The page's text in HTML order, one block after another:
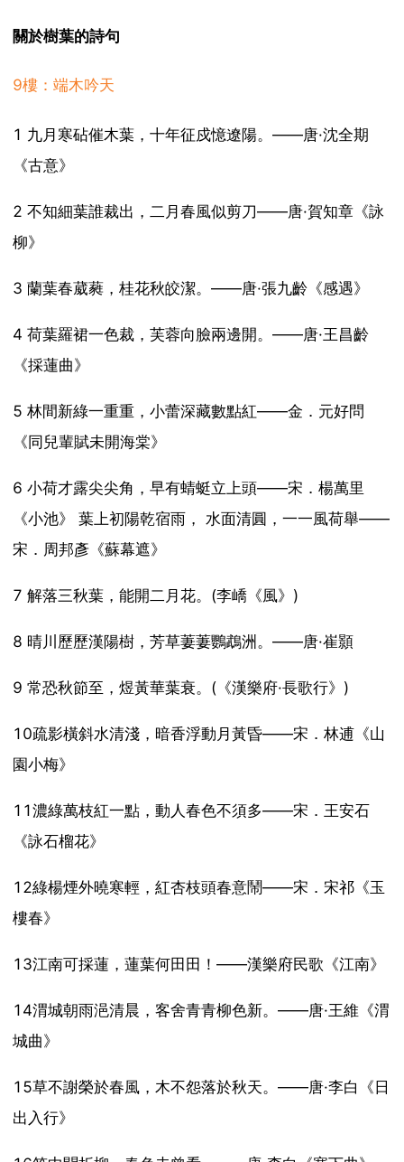
關於樹葉的詩句
9樓：端木吟天
1 九月寒砧催木葉，十年征戍憶遼陽。——唐·沈全期
《古意》
2 不知細葉誰裁出，二月春風似剪刀——唐·賀知章《詠
柳》
3 蘭葉春葳蕤，桂花秋皎潔。——唐·張九齡《感遇》
4 荷葉羅裙一色裁，芙蓉向臉兩邊開。——唐·王昌齡
《採蓮曲》
5 林間新綠一重重，小蕾深藏數點紅——金．元好問
《同兒輩賦未開海棠》
6 小荷才露尖尖角，早有蜻蜓立上頭——宋．楊萬里
《小池》 葉上初陽乾宿雨， 水面清圓，一一風荷舉——
宋．周邦彥《蘇幕遮》
7 解落三秋葉，能開二月花。(李嶠《風》)
8 晴川歷歷漢陽樹，芳草萋萋鸚鵡洲。——唐·崔顥
9 常恐秋節至，煜黃華葉衰。(《漢樂府·長歌行》)
10疏影橫斜水清淺，暗香浮動月黃昏——宋．林逋《山
園小梅》
11濃綠萬枝紅一點，動人春色不須多——宋．王安石
《詠石榴花》
12綠楊煙外曉寒輕，紅杏枝頭春意鬧——宋．宋祁《玉
樓春》
13江南可採蓮，蓮葉何田田！——漢樂府民歌《江南》
14渭城朝雨浥清晨，客舍青青柳色新。——唐·王維《渭
城曲》
15草不謝榮於春風，木不怨落於秋天。——唐·李白《日
出入行》